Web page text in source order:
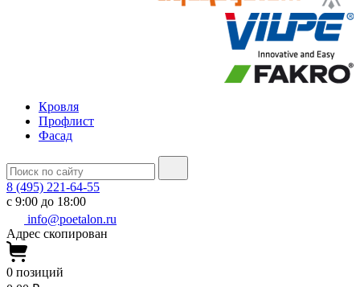
Кровля
Профлист
Фасад
8 (495) 221-64-55
с 9:00 до 18:00
info@poetalon.ru
Адрес скопирован
0 позиций